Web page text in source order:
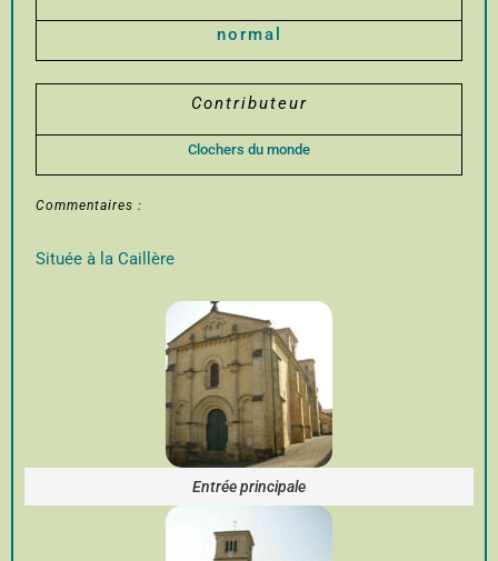
normal
Contributeur
Clochers du monde
Commentaires :
Située à la Caillère
Entrée principale